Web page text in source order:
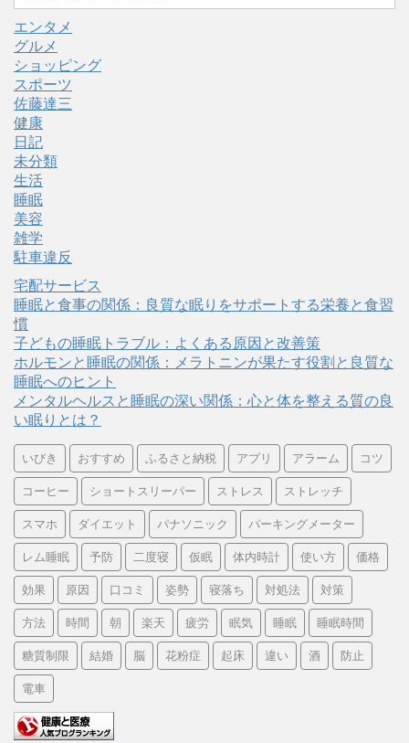
エンタメ
グルメ
ショッピング
スポーツ
佐藤達三
健康
日記
未分類
生活
睡眠
美容
雑学
駐車違反
宅配サービス
睡眠と食事の関係：良質な眠りをサポートする栄養と食習
慣
子どもの睡眠トラブル：よくある原因と改善策
ホルモンと睡眠の関係：メラトニンが果たす役割と良質な
睡眠へのヒント
メンタルヘルスと睡眠の深い関係：心と体を整える質の良
い眠りとは？
いびき おすすめ ふるさと納税 アプリ アラーム コツ
コーヒー ショートスリーパー ストレス ストレッチ
スマホ ダイエット パナソニック パーキングメーター
レム睡眠 予防 二度寝 仮眠 体内時計 使い方 価格
効果 原因 口コミ 姿勢 寝落ち 対処法 対策
方法 時間 朝 楽天 疲労 眠気 睡眠 睡眠時間
糖質制限 結婚 脳 花粉症 起床 違い 酒 防止
電車